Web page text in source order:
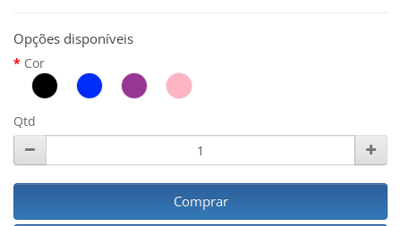
Opções disponíveis
Cor
Qtd
Comprar